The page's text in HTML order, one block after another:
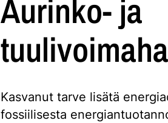
Aurinko- ja
Kasvanut tarve lisätä
fossiilisesta